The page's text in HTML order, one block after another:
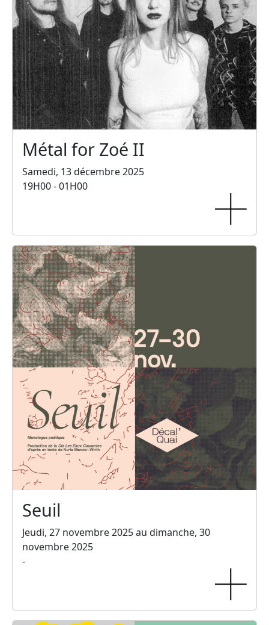
Métal for Zoé II
Samedi, 13 décembre 2025
19H00 - 01H00
Seuil
Jeudi, 27 novembre 2025 au dimanche, 30
novembre 2025
-